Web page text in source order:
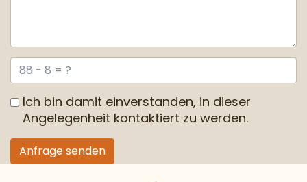
Ich bin damit einverstanden, in dieser
Angelegenheit kontaktiert zu werden.
Anfrage senden